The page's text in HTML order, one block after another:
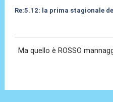
Re:5.12: la prima stagionale
Ma quello è ROSSO